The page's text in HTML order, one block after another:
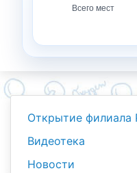
Всего мест
Открытие филиала
Видеотека
Новости